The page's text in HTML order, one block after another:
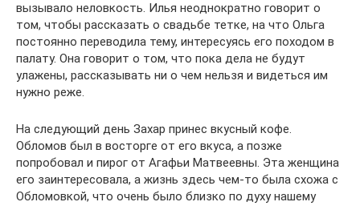
вызывало неловкость. Илья неоднократно говорит о
том, чтобы рассказать о свадьбе тетке, на что Ольга
постоянно переводила тему, интересуясь его походом в
палату. Она говорит о том, что пока дела не будут
улажены, рассказывать ни о чем нельзя и видеться им
нужно реже.
На следующий день Захар принес вкусный кофе.
Обломов был в восторге от его вкуса, а позже
попробовал и пирог от Агафьи Матвеевны. Эта женщина
его заинтересовала, а жизнь здесь чем-то была схожа с
Обломовкой, что очень было близко по духу нашему